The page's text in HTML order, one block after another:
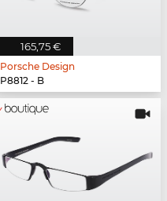
165,75 €
Porsche Design
P8812 - B